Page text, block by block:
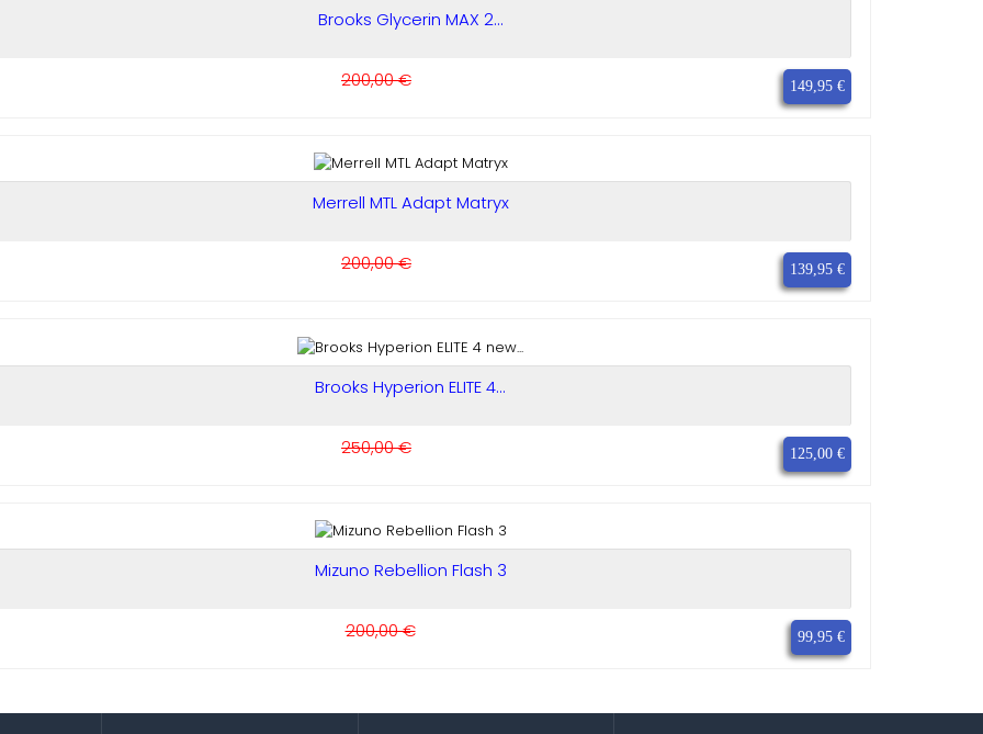
Brooks Glycerin MAX 2...
200,00 € 149,95 €
Merrell MTL Adapt Matryx
200,00 € 139,95 €
Brooks Hyperion ELITE 4...
250,00 € 125,00 €
Mizuno Rebellion Flash 3
200,00 € 99,95 €